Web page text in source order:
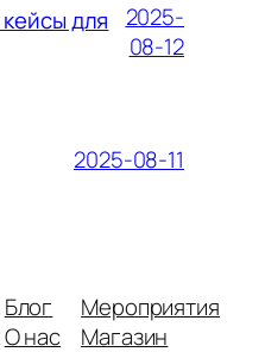
для
2025-
08-12
2025-08-11
Блог
О нас
Мероприятия
Магазин